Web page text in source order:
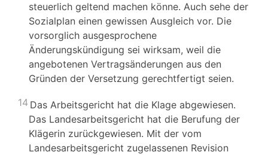
steuerlich geltend machen könne. Auch sehe der
Sozialplan einen gewissen Ausgleich vor. Die
vorsorglich ausgesprochene
Änderungskündigung sei wirksam, weil die
angebotenen Vertragsänderungen aus den
Gründen der Versetzung gerechtfertigt seien.
14 Das Arbeitsgericht hat die Klage abgewiesen.
Das Landesarbeitsgericht hat die Berufung der
Klägerin zurückgewiesen. Mit der vom
Landesarbeitsgericht zugelassenen Revision